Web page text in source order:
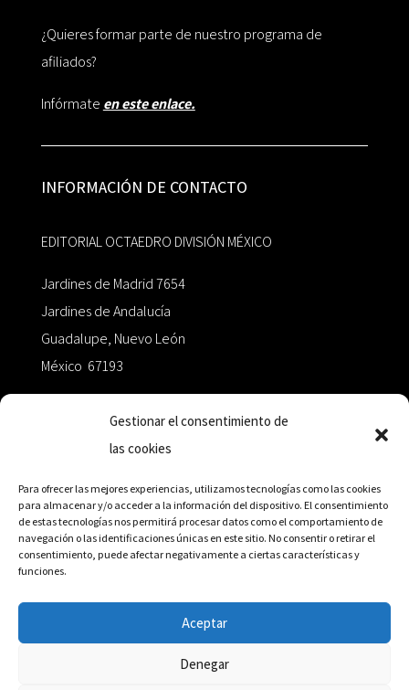
Gestionar el consentimiento de
las cookies
Para ofrecer las mejores experiencias, utilizamos tecnologías como las cookies
para almacenar y/o acceder a la información del dispositivo. El consentimiento
de estas tecnologías nos permitirá procesar datos como el comportamiento de
navegación o las identificaciones únicas en este sitio. No consentir o retirar el
consentimiento, puede afectar negativamente a ciertas características y
funciones.
Aceptar
Denegar
¿Quieres formar parte de nuestro programa de
afiliados?
Infórmate en este enlace.
INFORMACIÓN DE CONTACTO
EDITORIAL OCTAEDRO DIVISIÓN MÉXICO
Jardines de Madrid 7654
Jardines de Andalucía
Guadalupe, Nuevo León
México 67193
+52 811.499.5638
RED DE DISTRIBUCIÓN
Distribuidores en México y Octaedro internacional